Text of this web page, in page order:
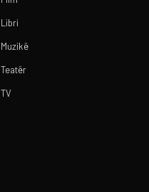
Libri
Muzikë
Teatër
TV